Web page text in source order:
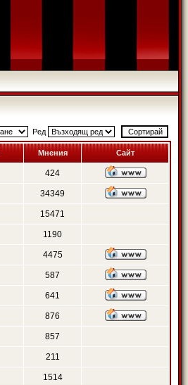
Ред
Мнения Сайт
424
34349
15471
1190
4475
587
641
876
857
211
1514